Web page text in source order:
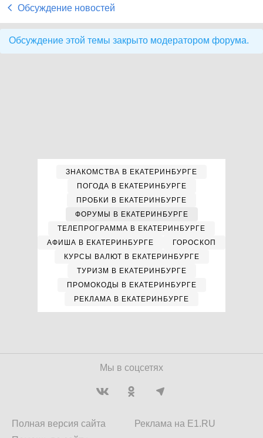
Обсуждение новостей
Обсуждение этой темы закрыто модератором форума.
ЗНАКОМСТВА В ЕКАТЕРИНБУРГЕ
ПОГОДА В ЕКАТЕРИНБУРГЕ
ПРОБКИ В ЕКАТЕРИНБУРГЕ
ФОРУМЫ В ЕКАТЕРИНБУРГЕ
ТЕЛЕПРОГРАММА В ЕКАТЕРИНБУРГЕ
АФИША В ЕКАТЕРИНБУРГЕ
ГОРОСКОП
КУРСЫ ВАЛЮТ В ЕКАТЕРИНБУРГЕ
ТУРИЗМ В ЕКАТЕРИНБУРГЕ
ПРОМОКОДЫ В ЕКАТЕРИНБУРГЕ
РЕКЛАМА В ЕКАТЕРИНБУРГЕ
Мы в соцсетях
Полная версия сайта
Реклама на E1.RU